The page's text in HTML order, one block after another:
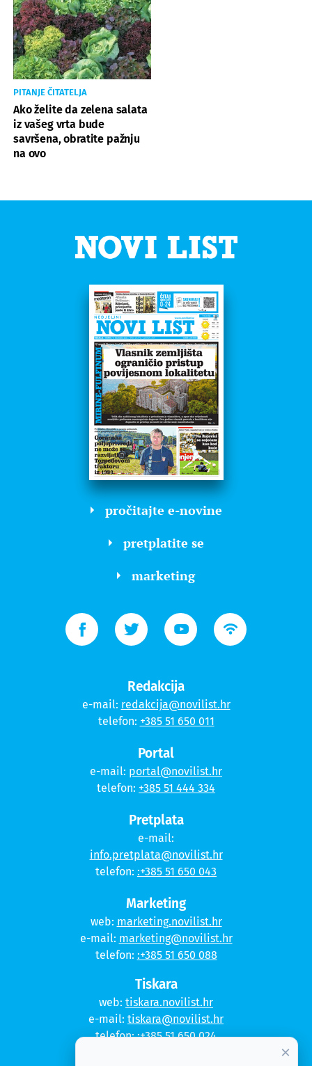
PITANJE ČITATELJA
Ako želite da zelena salata
iz vašeg vrta bude
savršena, obratite pažnju
na ovo
pročitajte e-novine
pretplatite se
marketing
Redakcija
e-mail: redakcija@novilist.hr
telefon: +385 51 650 011
Portal
e-mail: portal@novilist.hr
telefon: +385 51 444 334
Pretplata
e-mail:
info.pretplata@novilist.hr
telefon: :+385 51 650 043
Marketing
web: marketing.novilist.hr
e-mail: marketing@novilist.hr
telefon: :+385 51 650 088
Tiskara
web: tiskara.novilist.hr
e-mail: tiskara@novilist.hr
telefon::+385 51 650 024
×